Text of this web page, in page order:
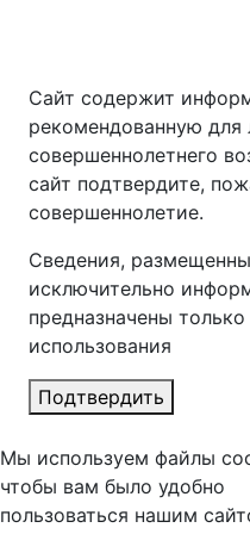
Сайт содержит
рекомендованную для
совершеннолетнего
сайт подтвердите,
совершеннолетие.
Сведения,
исключительно
предназначены
использования
Подтвердить
Мы используем файлы
чтобы вам было удобно
пользоваться нашим